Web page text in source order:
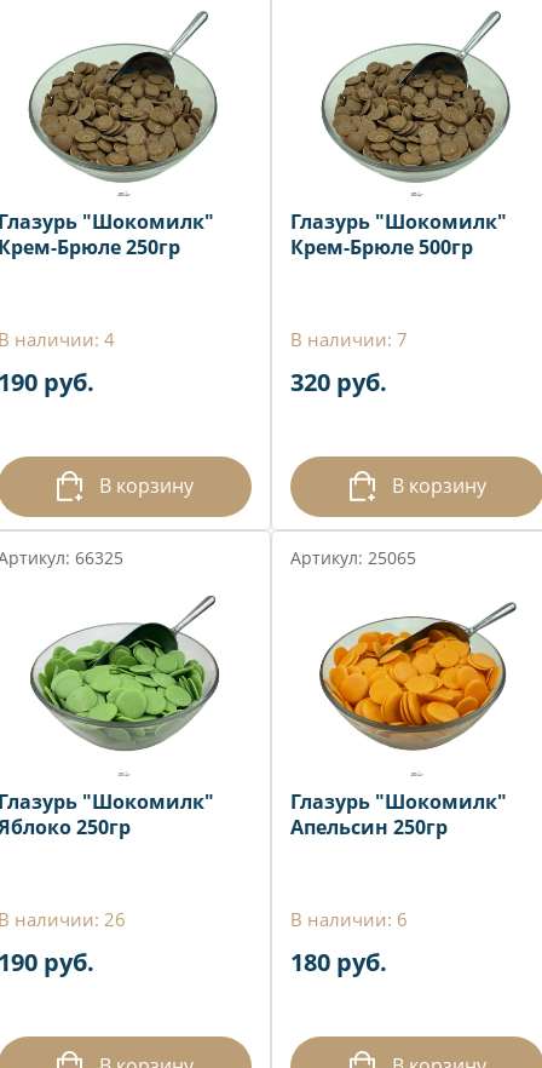
"Шокомилк"
Брюле 250гр
наличии: 4
руб.
В корзину
Глазурь "Шокомилк"
Крем-Брюле 500гр
В наличии: 7
320 руб.
В корзину
66325
"Шокомилк"
250гр
наличии: 26
руб.
Артикул: 25065
Глазурь "Шокомилк"
Апельсин 250гр
В наличии: 6
180 руб.